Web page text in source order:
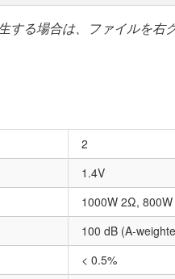
する場合は、ファイルを右
2
1.4V
1000W 2Ω,
100 dB (A-
< 0.5%